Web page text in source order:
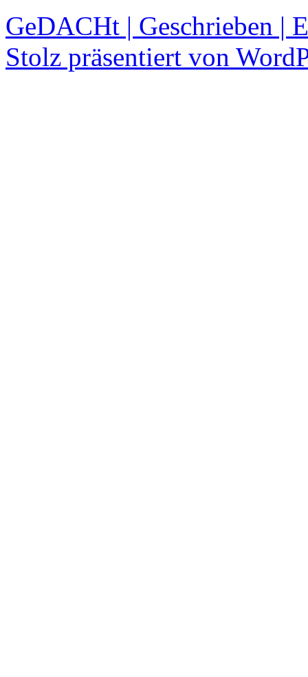
GeDACHt | Geschrieben |
Stolz präsentiert von